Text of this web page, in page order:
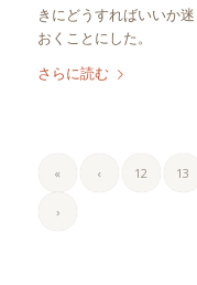
きにどうすればいいか
おくことにした。
さらに読む
« ‹ 12 13
›